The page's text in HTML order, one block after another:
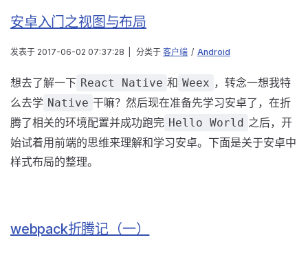
安卓入门之视图与布局
发表于 2017-06-02 07:37:28 分类于 客户端 / Android
想去了解一下 React Native 和 Weex ，转念一想我特
么去学 Native 干嘛？然后现在准备先学习安卓了，在折
腾了相关的环境配置并成功跑完 Hello World 之后，开
始试着用前端的思维来理解和学习安卓。下面是关于安卓中
样式布局的整理。
webpack折腾记（一）